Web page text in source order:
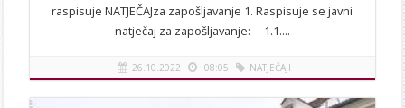
raspisuje NATJEČAJza zapošljavanje 1. Raspisuje se javni
natječaj za zapošljavanje: 1.1....
[više]
26.10.2022 08:05 NATJEČAJI